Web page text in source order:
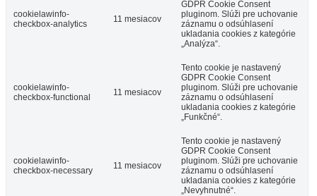
cookielawinfo-
checkbox-analytics
11 mesiacov
GDPR Cookie Consent
pluginom. Slúži pre uchovanie
záznamu o odsúhlasení
ukladania cookies z kategórie
„Analýza“.
cookielawinfo-
checkbox-functional
11 mesiacov
Tento cookie je nastavený
GDPR Cookie Consent
pluginom. Slúži pre uchovanie
záznamu o odsúhlasení
ukladania cookies z kategórie
„Funkčné“.
cookielawinfo-
checkbox-necessary
11 mesiacov
Tento cookie je nastavený
GDPR Cookie Consent
pluginom. Slúži pre uchovanie
záznamu o odsúhlasení
ukladania cookies z kategórie
„Nevyhnutné“.